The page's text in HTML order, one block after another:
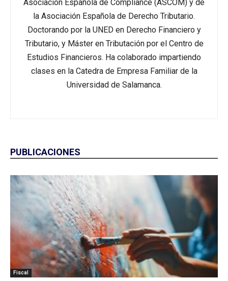
Asociación Española de Compliance (ASCOM) y de
la Asociación Española de Derecho Tributario.
Doctorando por la UNED en Derecho Financiero y
Tributario, y Máster en Tributación por el Centro de
Estudios Financieros. Ha colaborado impartiendo
clases en la Catedra de Empresa Familiar de la
Universidad de Salamanca.
PUBLICACIONES
Fiscal